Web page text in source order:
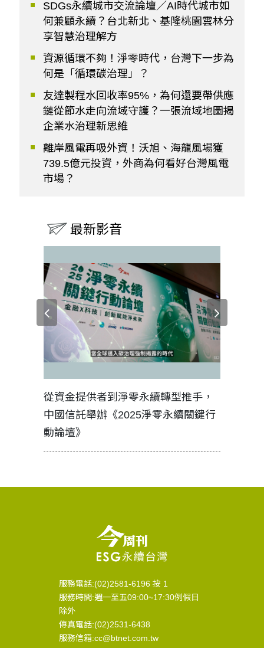
SDGs永續城市交流論壇／AI時代城市如
何兼顧永續？台北新北、基隆桃園雲林分
享智慧治理解方
資源循環不夠！淨零時代，台灣下一步為
何是「循環碳治理」？
友達製程水回收率95%，為何還要帶供應
鏈從節水走向流域守護？一張流域地圖揭
企業水治理新思維
離岸風電再吸外資！沃旭、海龍風場獲
739.5億元投資，外商為何看好台灣風電
市場？
最新影音
從資金提供者到淨零永續轉型推手，
中國信託舉辦《2025淨零永續關鍵行
動論壇》
服務電話:(02)2581-6196 按 1
服務時間:週一至五09:00~17:30例假日
除外
傳真電話:(02)2531-6438
服務信箱:cc@btnet.com.tw